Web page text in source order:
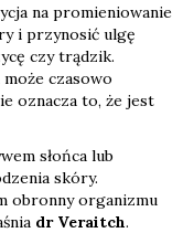
na promieniowanie
i przynosić ulgę
czy trądzik.
czasowo
oznacza to, że jest
słońca lub
skóry.
obronny organizmu
dr Veraitch.